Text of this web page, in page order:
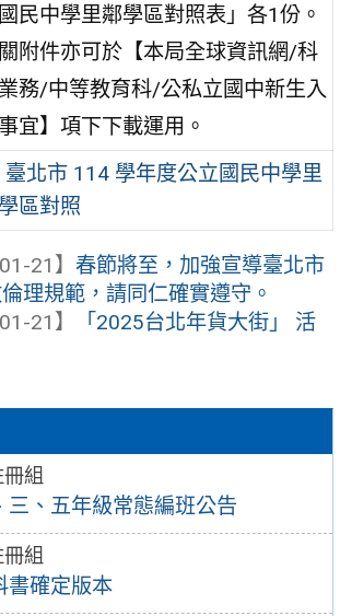
組
三、五年級常態編班公告
組
書確定版本
民中學里鄰學區對照表」各1份。
附件亦可於【本局全球資訊網/科
務/中等教育科/公私立國中新生入
宜】項下下載運用。
臺北市 114 學年度公立國民中學里
區對照
21】 春節將至，加強宣導臺北市
理規範，請同仁確實遵守。
21】
「2025台北年貨大街」 活